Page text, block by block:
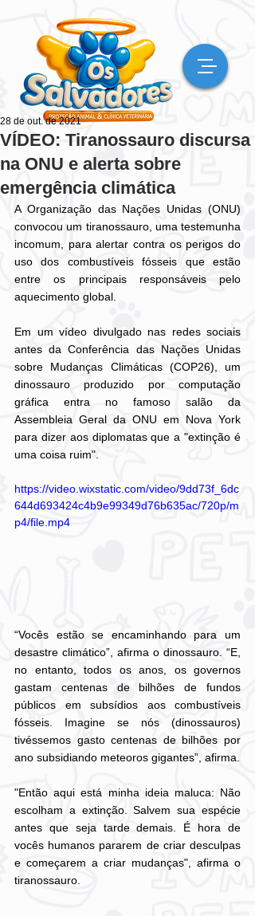
VÍDEO: Tiranossauro discursa
na ONU e alerta sobre
emergência climática
28 de out. de 2021
A Organização das Nações Unidas (ONU)
convocou um tiranossauro, uma testemunha
incomum, para alertar contra os perigos do
uso dos combustíveis fósseis que estão
entre os principais responsáveis pelo
aquecimento global.
Em um vídeo divulgado nas redes sociais
antes da Conferência das Nações Unidas
sobre Mudanças Climáticas (COP26), um
dinossauro produzido por computação
gráfica entra no famoso salão da
Assembleia Geral da ONU em Nova York
para dizer aos diplomatas que a "extinção é
uma coisa ruim".
https://video.wixstatic.com/video/9dd73f_6dc
644d693424c4b9e99349d76b635ac/720p/m
p4/file.mp4
“Vocês estão se encaminhando para um
desastre climático”, afirma o dinossauro. “E,
no entanto, todos os anos, os governos
gastam centenas de bilhões de fundos
públicos em subsídios aos combustíveis
fósseis. Imagine se nós (dinossauros)
tivéssemos gasto centenas de bilhões por
ano subsidiando meteoros gigantes”, afirma.
"Então aqui está minha ideia maluca: Não
escolham a extinção. Salvem sua espécie
antes que seja tarde demais. É hora de
vocês humanos pararem de criar desculpas
e começarem a criar mudanças", afirma o
tiranossauro.